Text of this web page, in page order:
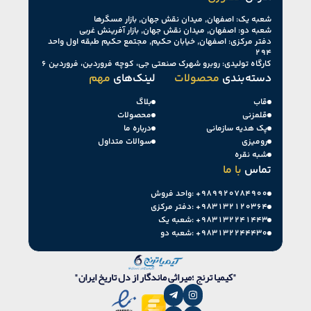
شعبه یک: اصفهان, میدان نقش جهان, بازار مسگرها
شعبه دو: اصفهان, میدان نقش جهان, بازار آفرینش غربی
دفتر مرکزی: اصفهان, خیابان حکیم, مجتمع حکیم طبقه اول واحد
۲۹۴
کارگاه تولیدی: روبرو شهرک صنعتی جی، کوچه فروردین، فروردین ۶
لینک‌های مهم
بلاگ
محصولات
درباره ما
سوالات متداول
دسته‌بندی محصولات
قاب
قلمزنی
پک هدیه سازمانی
رومیزی
شبه نقره
تماس با ما
واحد فروش:+۹۸۹۹۲۰۷۸۴۹۰۰
دفتر مرکزی:+۹۸۳۱۳۲۱۲۰۳۶۴
شعبه یک:+۹۸۳۱۳۲۲۴۱۴۴۳
شعبه دو:+۹۸۳۱۳۲۲۴۴۴۳۰
"کیمیا ترنج ؛میراثی ماندگار از دل تاریخ ایران"